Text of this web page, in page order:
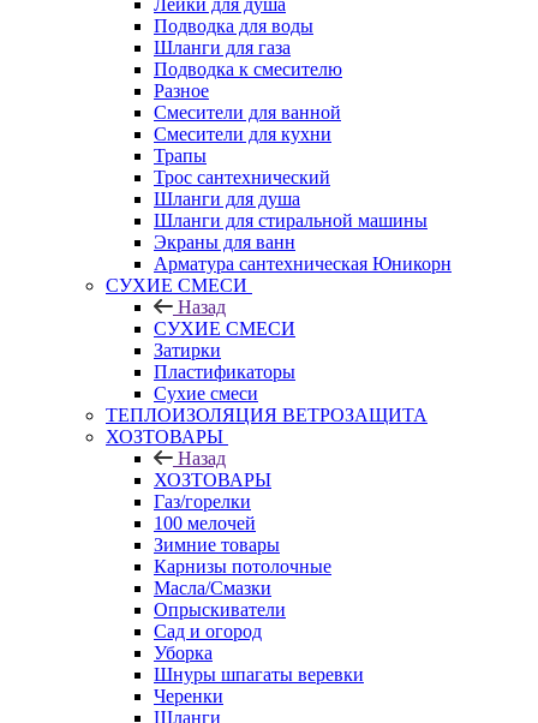
Лейки для душа
Подводка для воды
Шланги для газа
Подводка к смесителю
Разное
Смесители для ванной
Смесители для кухни
Трапы
Трос сантехнический
Шланги для душа
Шланги для стиральной машины
Экраны для ванн
Арматура сантехническая Юникорн
СУХИЕ СМЕСИ
Назад
СУХИЕ СМЕСИ
Затирки
Пластификаторы
Сухие смеси
ТЕПЛОИЗОЛЯЦИЯ ВЕТРОЗАЩИТА
ХОЗТОВАРЫ
Назад
ХОЗТОВАРЫ
Газ/горелки
100 мелочей
Зимние товары
Карнизы потолочные
Масла/Смазки
Опрыскиватели
Сад и огород
Уборка
Шнуры шпагаты веревки
Черенки
Шланги